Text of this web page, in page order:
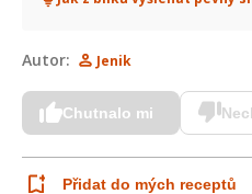
Autor: Jenik
Chutnalo mi
Přidat do mých receptů